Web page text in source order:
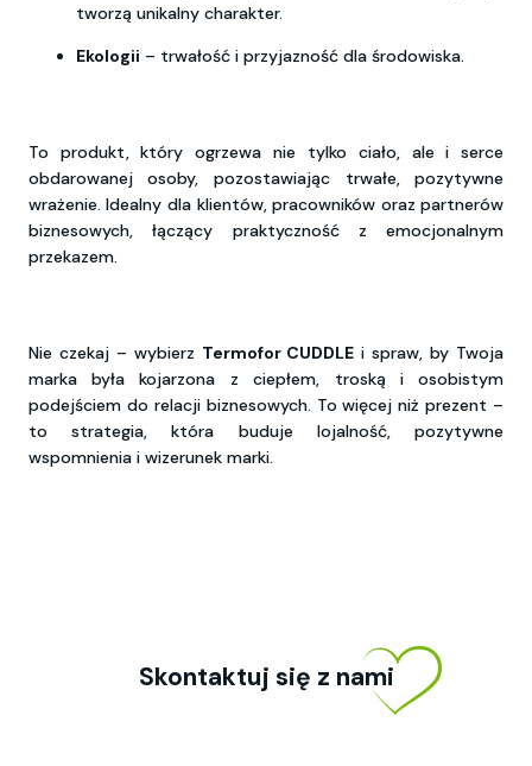
tworzą unikalny charakter.
Ekologii – trwałość i przyjazność dla środowiska.
To produkt, który ogrzewa nie tylko ciało, ale i serce
obdarowanej osoby, pozostawiając trwałe, pozytywne
wrażenie. Idealny dla klientów, pracowników oraz partnerów
biznesowych, łączący praktyczność z emocjonalnym
przekazem.
Nie czekaj – wybierz Termofor CUDDLE i spraw, by Twoja
marka była kojarzona z ciepłem, troską i osobistym
podejściem do relacji biznesowych. To więcej niż prezent –
to strategia, która buduje lojalność, pozytywne
wspomnienia i wizerunek marki.
Skontaktuj się z nami